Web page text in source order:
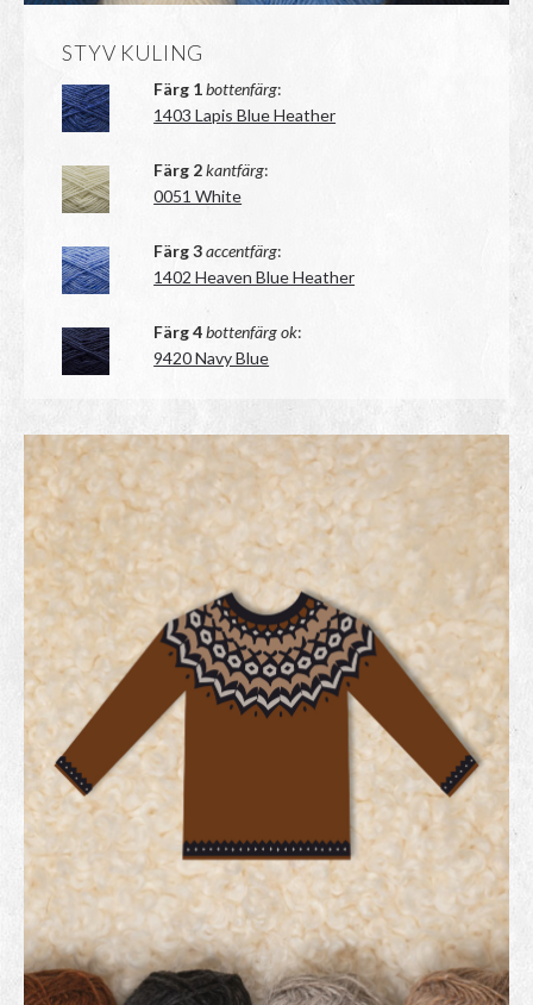
STYV KULING
Färg 1bottenfärg:
1403 Lapis Blue Heather
Färg 2kantfärg:
0051 White
Färg 3accentfärg:
1402 Heaven Blue Heather
Färg 4bottenfärg ok:
9420 Navy Blue